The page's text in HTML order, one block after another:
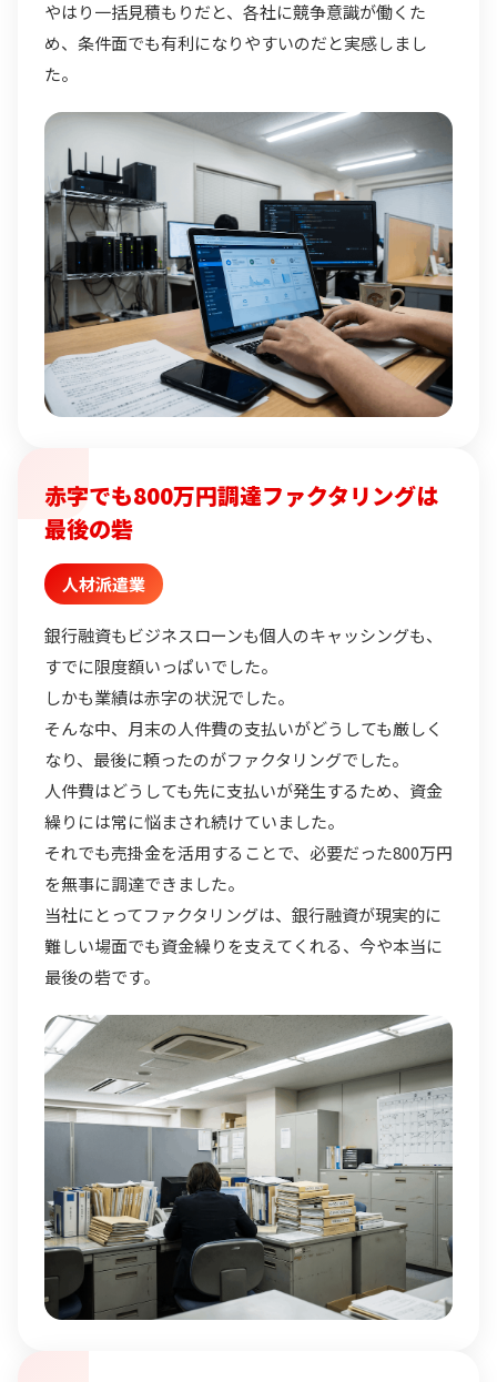
やはり一括見積もりだと、各社に競争意識が働くた
め、条件面でも有利になりやすいのだと実感しまし
た。
赤字でも800万円調達ファクタリングは
最後の砦
人材派遣業
銀行融資もビジネスローンも個人のキャッシングも、
すでに限度額いっぱいでした。
しかも業績は赤字の状況でした。
そんな中、月末の人件費の支払いがどうしても厳しく
なり、最後に頼ったのがファクタリングでした。
人件費はどうしても先に支払いが発生するため、資金
繰りには常に悩まされ続けていました。
それでも売掛金を活用することで、必要だった800万円
を無事に調達できました。
当社にとってファクタリングは、銀行融資が現実的に
難しい場面でも資金繰りを支えてくれる、今や本当に
最後の砦です。